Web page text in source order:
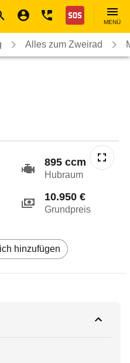
Nothilfe
MENÜ
Alles zum Zweirad
895 ccm
Hubraum
10.950 €
Grundpreis
hinzufügen